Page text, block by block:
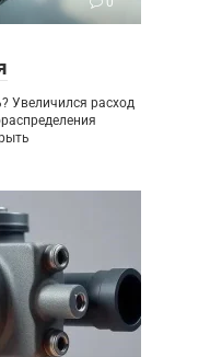
Увеличился расход